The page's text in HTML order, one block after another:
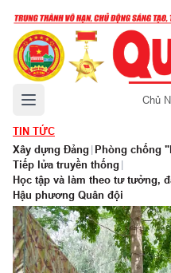
Mở menu chính Chủ
TIN TỨC
Xây dựng Đảng| Phòng chống
Tiếp lửa truyền thống|
Học tập và làm theo tư tưởng,
Hậu phương Quân đội